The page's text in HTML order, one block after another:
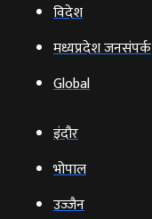
विदेश
मध्यप्रदेश जनसंपर्क
Global
इंदौर
भोपाल
उज्‍जैन